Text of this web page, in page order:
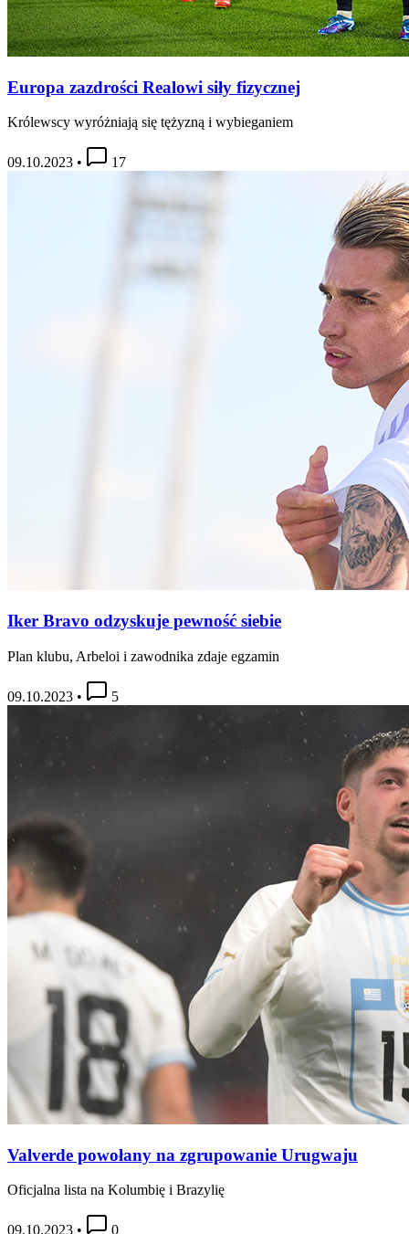
Europa zazdrości Realowi siły fizycznej
Królewscy wyróżniają się tężyzną i wybieganiem
09.10.2023 • 17
Iker Bravo odzyskuje pewność siebie
Plan klubu, Arbeloi i zawodnika zdaje egzamin
09.10.2023 • 5
Valverde powołany na zgrupowanie Urugwaju
Oficjalna lista na Kolumbię i Brazylię
09.10.2023 •
0